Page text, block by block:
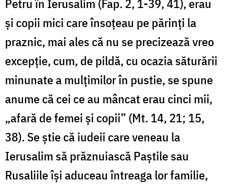
Petru în Ierusalim (Fap. 2, 1-39, 41), erau
și copii mici care însoțeau pe părinți la
praznic, mai ales că nu se precizează vreo
excepție, cum, de pildă, cu ocazia săturării
minunate a mulțimilor în pustie, se spune
anume că cei ce au mâncat erau cinci mii,
„afară de femei și copii” (Mt. 14, 21; 15,
38). Se știe că iudeii care veneau la
Ierusalim să prăznuiască Paștile sau
Rusaliile își aduceau întreaga lor familie,